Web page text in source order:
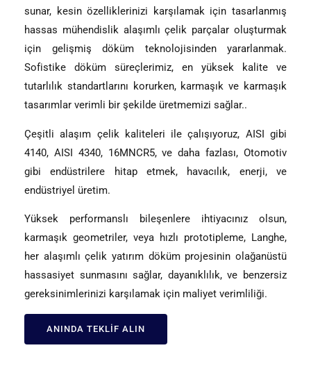
sunar, kesin özelliklerinizi karşılamak için tasarlanmış
hassas mühendislik alaşımlı çelik parçalar oluşturmak
için gelişmiş döküm teknolojisinden yararlanmak.
Sofistike döküm süreçlerimiz, en yüksek kalite ve
tutarlılık standartlarını korurken, karmaşık ve karmaşık
tasarımlar verimli bir şekilde üretmemizi sağlar..
Çeşitli alaşım çelik kaliteleri ile çalışıyoruz, AISI gibi
4140, AISI 4340, 16MNCR5, ve daha fazlası, Otomotiv
gibi endüstrilere hitap etmek, havacılık, enerji, ve
endüstriyel üretim.
Yüksek performanslı bileşenlere ihtiyacınız olsun,
karmaşık geometriler, veya hızlı prototipleme, Langhe,
her alaşımlı çelik yatırım döküm projesinin olağanüstü
hassasiyet sunmasını sağlar, dayanıklılık, ve benzersiz
gereksinimlerinizi karşılamak için maliyet verimliliği.
ANINDA TEKLIF ALIN